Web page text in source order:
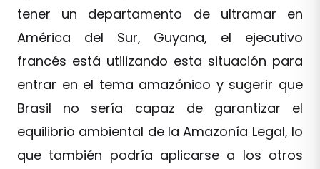
tener un departamento de ultramar en
América del Sur, Guyana, el ejecutivo
francés está utilizando esta situación para
entrar en el tema amazónico y sugerir que
Brasil no sería capaz de garantizar el
equilibrio ambiental de la Amazonía Legal, lo
que también podría aplicarse a los otros